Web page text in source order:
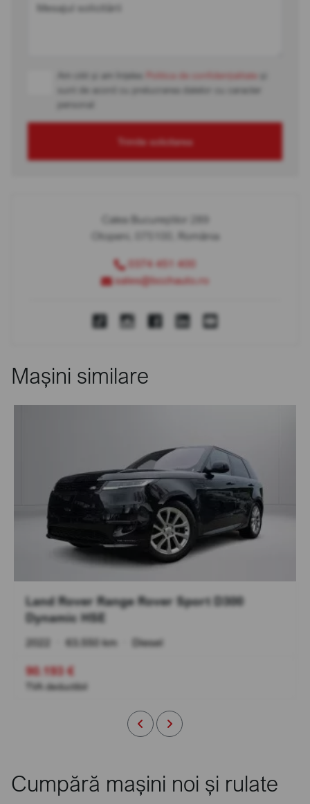
Mesajul solicitării
Am citit și am înțeles Politica de confidențialitate
sunt de acord cu prelucrarea datelor cu caracter
personal
Trimite solicitarea
Calea Bucureștilor 289
Otopeni, 075100, România
0374 451 400
sales@bcchauto.ro
Mașini similare
Land Rover Range Rover Sport D300
Dynamic HSE
2022 63.550 km Diesel
90.193 €
TVA deductibil
Cumpără mașini noi și rulate